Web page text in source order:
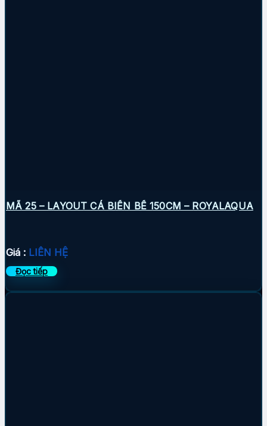
MÃ 25 – LAYOUT CÁ BIỂN BỂ 150CM – ROYALAQUA
Giá : LIÊN HỆ
Đọc tiếp